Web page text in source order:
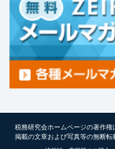
税務研究会ホームページの著作権
掲載の文章および写真等の無断転